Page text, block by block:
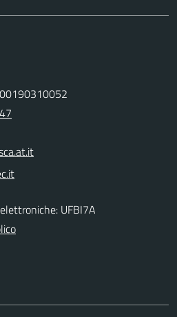
UFBI7A